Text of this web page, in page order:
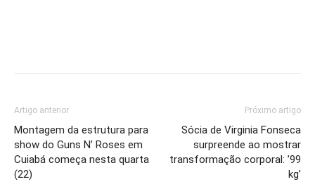
Artigo anterior
Montagem da estrutura para
show do Guns N’ Roses em
Cuiabá começa nesta quarta
(22)
Próximo artigo
Sócia de Virginia Fonseca
surpreende ao mostrar
transformação corporal: ’99
kg’